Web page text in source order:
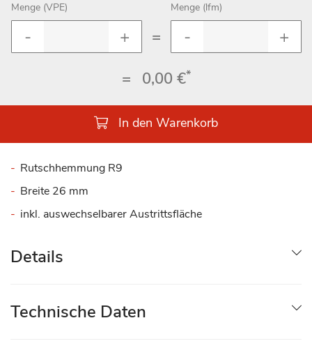
Menge (VPE)
=
Menge (lfm)
= 0,00 €*
In den Warenkorb
Rutschhemmung R9
Breite 26 mm
inkl. auswechselbarer Austrittsfläche
Details
Technische Daten